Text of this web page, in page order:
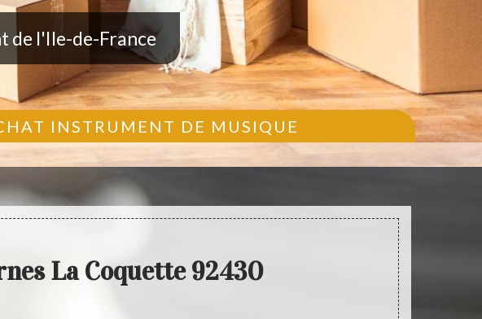
de l'Ile-de-France
INSTRUMENT DE MUSIQUE
La Coquette 92430